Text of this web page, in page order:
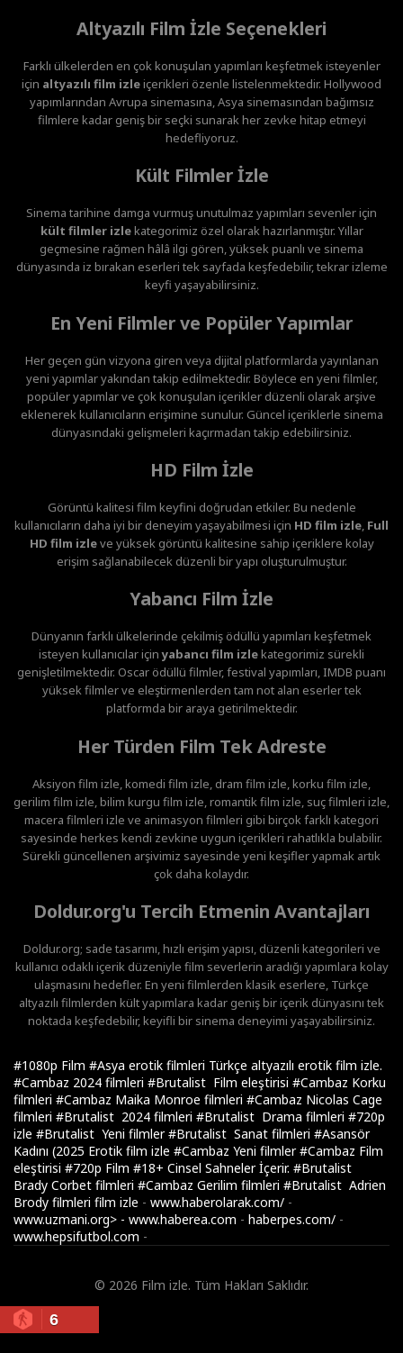
Altyazılı Film İzle Seçenekleri
Farklı ülkelerden en çok konuşulan yapımları keşfetmek isteyenler
için altyazılı film izleiçerikleri özenle listelenmektedir. Hollywood
yapımlarından Avrupa sinemasına, Asya sinemasından bağımsız
filmlere kadar geniş bir seçki sunarak her zevke hitap etmeyi
hedefliyoruz.
Kült Filmler İzle
Sinema tarihine damga vurmuş unutulmaz yapımları sevenler için
kült filmler izlekategorimiz özel olarak hazırlanmıştır. Yıllar
geçmesine rağmen hâlâ ilgi gören, yüksek puanlı ve sinema
dünyasında iz bırakan eserleri tek sayfada keşfedebilir, tekrar izleme
keyfi yaşayabilirsiniz.
En Yeni Filmler ve Popüler Yapımlar
Her geçen gün vizyona giren veya dijital platformlarda yayınlanan
yeni yapımlar yakından takip edilmektedir. Böylece en yeni filmler,
popüler yapımlar ve çok konuşulan içerikler düzenli olarak arşive
eklenerek kullanıcıların erişimine sunulur. Güncel içeriklerle sinema
dünyasındaki gelişmeleri kaçırmadan takip edebilirsiniz.
HD Film İzle
Görüntü kalitesi film keyfini doğrudan etkiler. Bu nedenle
kullanıcıların daha iyi bir deneyim yaşayabilmesi için HD film izle, Full
HD film izleve yüksek görüntü kalitesine sahip içeriklere kolay
erişim sağlanabilecek düzenli bir yapı oluşturulmuştur.
Yabancı Film İzle
Dünyanın farklı ülkelerinde çekilmiş ödüllü yapımları keşfetmek
isteyen kullanıcılar içinyabancı film izlekategorimiz sürekli
genişletilmektedir. Oscar ödüllü filmler, festival yapımları, IMDB puanı
yüksek filmler ve eleştirmenlerden tam not alan eserler tek
platformda bir araya getirilmektedir.
Her Türden Film Tek Adreste
Aksiyon film izle, komedi film izle, dram film izle, korku film izle,
gerilim film izle, bilim kurgu film izle, romantik film izle, suç filmleri izle,
macera filmleri izle ve animasyon filmleri gibi birçok farklı kategori
sayesinde herkes kendi zevkine uygun içerikleri rahatlıkla bulabilir.
Sürekli güncellenen arşivimiz sayesinde yeni keşifler yapmak artık
çok daha kolaydır.
Doldur.org'u Tercih Etmenin Avantajları
Doldur.org; sade tasarımı, hızlı erişim yapısı, düzenli kategorileri ve
kullanıcı odaklı içerik düzeniyle film severlerin aradığı yapımlara kolay
ulaşmasını hedefler. En yeni filmlerden klasik eserlere, Türkçe
altyazılı filmlerden kült yapımlara kadar geniş bir içerik dünyasını tek
noktada keşfedebilir, keyifli bir sinema deneyimi yaşayabilirsiniz.
#1080p Film #Asya erotik filmleri Türkçe altyazılı erotik film izle.
#Cambaz 2024 filmleri #Brutalist Film eleştirisi #Cambaz Korku
filmleri #Cambaz Maika Monroe filmleri #Cambaz Nicolas Cage
filmleri #Brutalist 2024 filmleri #Brutalist Drama filmleri #720p
izle #Brutalist Yeni filmler#Brutalist Sanat filmleri #Asansör
Kadını (2025 Erotik film izle #Cambaz Yeni filmler#Cambaz Film
eleştirisi #720p Film #18+ Cinsel Sahneler İçerir. #Brutalist
Brady Corbet filmleri #Cambaz Gerilim filmleri #Brutalist Adrien
Brody filmleri film izle - www.haberolarak.com/ -
www.uzmani.org> - www.haberea.com - haberpes.com/ -
www.hepsifutbol.com -
© 2026 Film izle. Tüm Hakları Saklıdır.
6